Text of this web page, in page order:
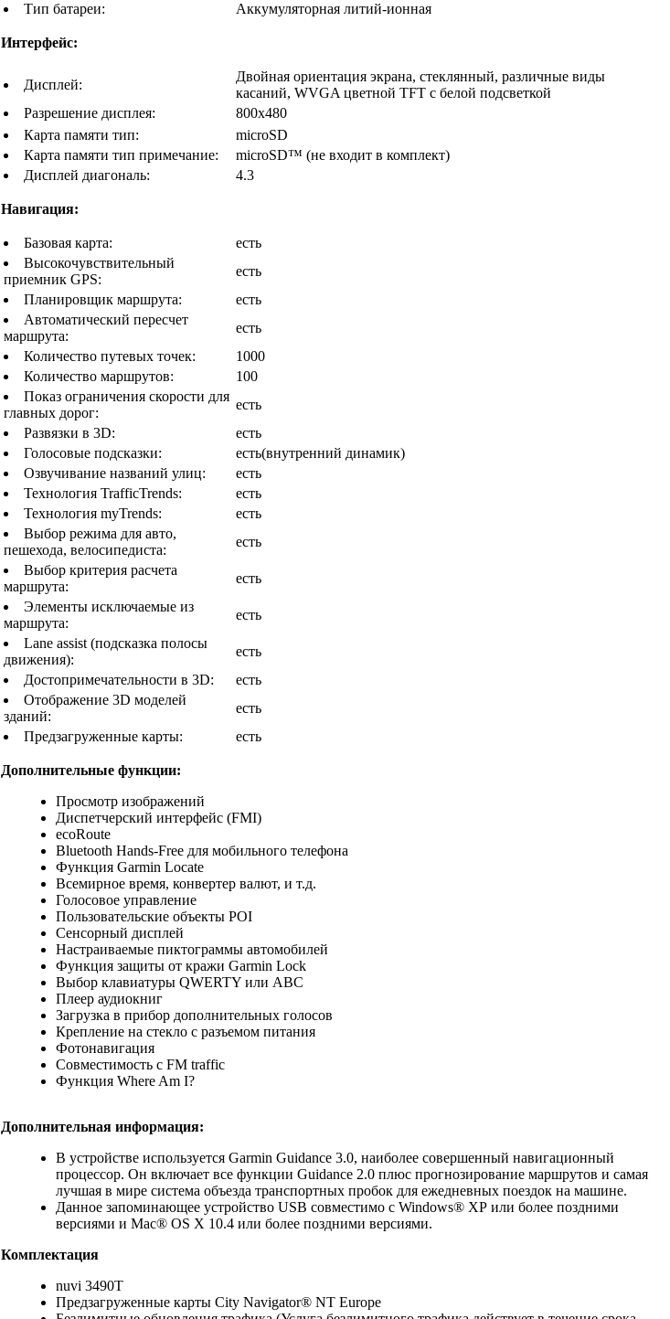
Тип батареи: Аккумуляторная литий-ионная
Интерфейс:
Дисплей:
Двойная ориентация экрана, стеклянный, различные виды
касаний, WVGA цветной TFT с белой подсветкой
Разрешение дисплея:
800х480
Карта памяти тип:
microSD
Карта памяти тип примечание:
microSD™ (не входит в комплект)
Дисплей диагональ:
4.3
Навигация:
Базовая карта:
есть
Высокочувствительный
приемник GPS:
есть
Планировщик маршрута:
есть
Автоматический пересчет
маршрута:
есть
Количество путевых точек:
1000
Количество маршрутов:
100
Показ ограничения скорости для
главных дорог:
есть
Развязки в 3D:
есть
Голосовые подсказки:
есть(внутренний динамик)
Озвучивание названий улиц:
есть
Технология TrafficTrends:
есть
Технология myTrends:
есть
Выбор режима для авто,
пешехода, велосипедиста:
есть
Выбор критерия расчета
маршрута:
есть
Элементы исключаемые из
маршрута:
есть
Lane assist (подсказка полосы
движения):
есть
Достопримечательности в 3D:
есть
Отображение 3D моделей
зданий:
есть
Предзагруженные карты:
есть
Дополнительные функции:
Просмотр изображений
Диспетчерский интерфейс (FMI)
ecoRoute
Bluetooth Hands-Free для мобильного телефона
Функция Garmin Locate
Всемирное время, конвертер валют, и т.д.
Голосовое управление
Пользовательские объекты POI
Сенсорный дисплей
Настраиваемые пиктограммы автомобилей
Функция защиты от кражи Garmin Lock
Выбор клавиатуры QWERTY или ABC
Плеер аудиокниг
Загрузка в прибор дополнительных голосов
Крепление на стекло с разъемом питания
Фотонавигация
Совместимость с FM traffic
Функция Where Am I?
Дополнительная информация:
В устройстве используется Garmin Guidance 3.0, наиболее совершенный навигационный
процессор. Он включает все функции Guidance 2.0 плюс прогнозирование маршрутов и самая
лучшая в мире система объезда транспортных пробок для ежедневных поездок на машине.
Данное запоминающее устройство USB совместимо с Windows® ХР или более поздними
версиями и Mac® OS X 10.4 или более поздними версиями.
Комплектация
nuvi 3490T
Предзагруженные карты City Navigator® NT Europe